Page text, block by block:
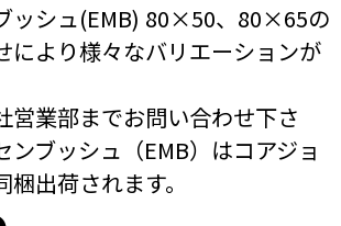
ッシュ(EMB) 80×50、80×65の
により様々なバリエーションが
営業部までお問い合わせ下さ
ンブッシュ（EMB）はコアジョ
梱出荷されます。